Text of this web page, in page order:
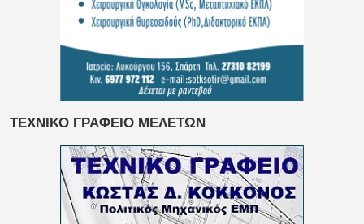
ΤΕΧΝΙΚΟ ΓΡΑΦΕΙΟ ΜΕΛΕΤΩΝ